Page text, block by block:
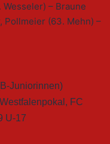
Wesseler) – Braune
Pollmeier (63. Mehn) –
Juniorinnen)
, FC
U-17